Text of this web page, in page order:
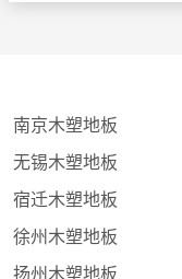
南京木塑地板
无锡木塑地板
宿迁木塑地板
徐州木塑地板
扬州木塑地板